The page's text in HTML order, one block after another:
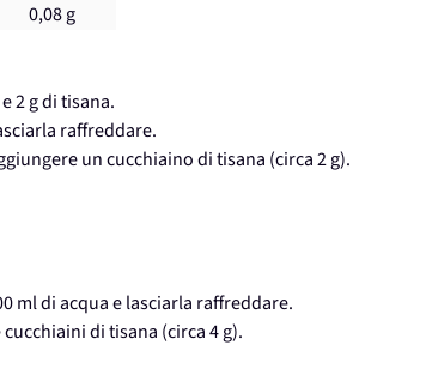
0,08 g
2 g di tisana.
raffreddare.
un cucchiaino di tisana (circa 2 g).
ml di acqua e lasciarla raffreddare.
di tisana (circa 4 g).